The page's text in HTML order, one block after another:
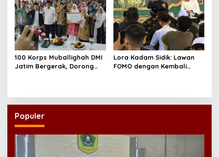
100 Korps Muballighah DMI
Jatim Bergerak, Dorong
Lora Kadam Sidik: Lawan
FOMO dengan Kembali
Populer